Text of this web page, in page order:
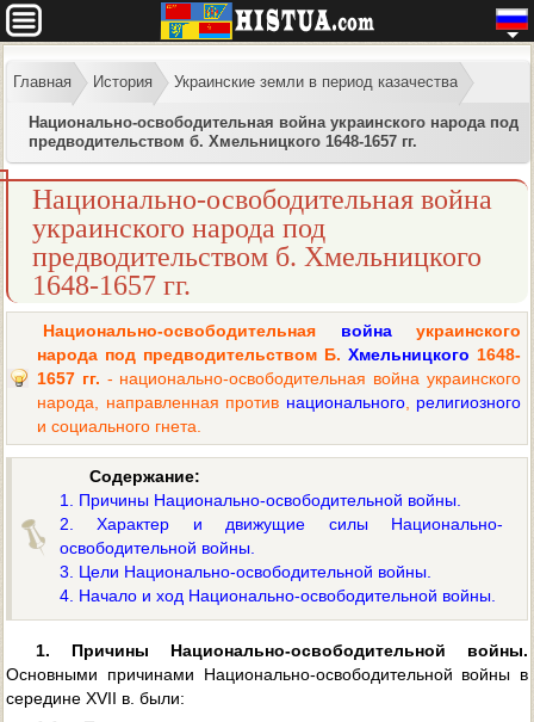
Главная История Украинские земли в период казачества
Национально-освободительная война украинского народа под
предводительством б. Хмельницкого 1648-1657 гг.
Национально-освободительная война
украинского народа под
предводительством б. Хмельницкого
1648-1657 гг.
Национально-освободительная войнаукраинского
народа под предводительством Б. Хмельницкого 1648-
1657 гг. - национально-освободительная война украинского
народа, направленная против национального, религиозного
и социального гнета.
Содержание:
1. Причины Национально-освободительной войны.
2. Характер и движущие силы Национально-
освободительной войны.
3. Цели Национально-освободительной войны.
4. Начало и ход Национально-освободительной войны.
1. Причины Национально-освободительной войны.
Основными причинами Национально-освободительной войны в
середине XVII в. были: